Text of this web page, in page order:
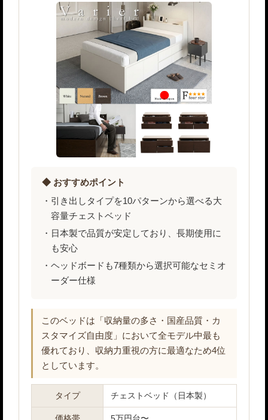
◆ おすすめポイント
引き出しタイプを10パターンから選べる大
容量チェストベッド
日本製で品質が安定しており、長期使用に
も安心
ヘッドボードも7種類から選択可能なセミオ
ーダー仕様
このベッドは「収納量の多さ・国産品質・カ
スタマイズ自由度」において全モデル中最も
優れており、収納力重視の方に最適なため4位
としています。
タイプ チェストベッド（日本製）